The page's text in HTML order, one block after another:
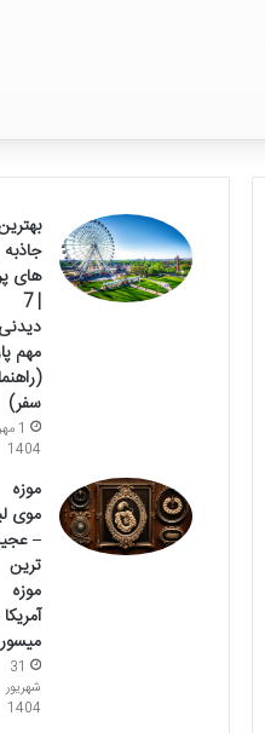
جاذبه
های
| 7
دیدنی
مهم
سفر)
1
1404
موزه
موی
–
ترین
موزه
31
شهریور
1404